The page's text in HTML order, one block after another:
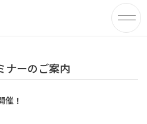
ーのご案内
！